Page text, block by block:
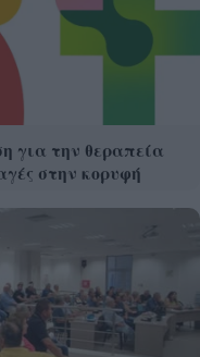
για την θεραπεία
στην κορυφή